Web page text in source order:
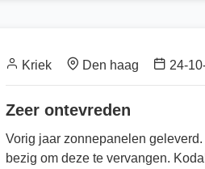
Kriek Den haag 24-
Zeer ontevreden
Vorig jaar zonnepanelen
bezig om deze te vervangen.